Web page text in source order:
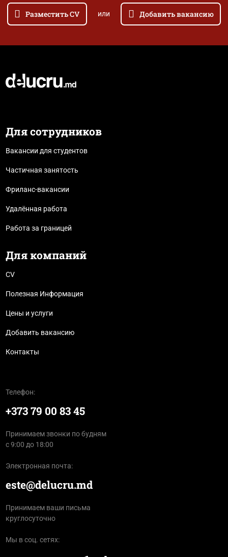
Разместить CV или Добавить вакансию
Для сотрудников
Вакансии для студентов
Частичная занятость
Фриланс-вакансии
Удалённая работа
Работа за границей
Для компаний
CV
Полезная Информация
Цены и услуги
Добавить вакансию
Контакты
Телефон:
+373 79 00 83 45
Принимаем звонки по будням
с 9:00 до 18:00
Электронная почта:
este@delucru.md
Принимаем ваши письма
круглосуточно
Мы в соц. сетях: